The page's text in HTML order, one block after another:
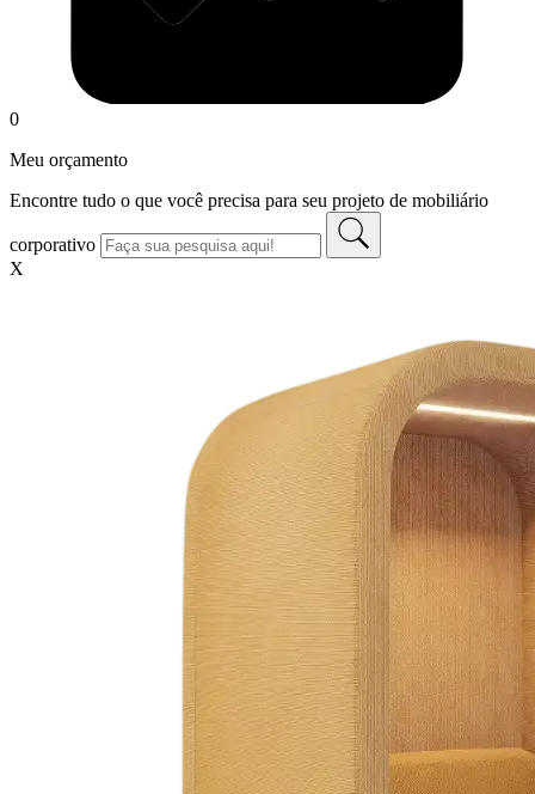
0
Meu orçamento
Encontre tudo o que você precisa para seu projeto de mobiliário
corporativo
X